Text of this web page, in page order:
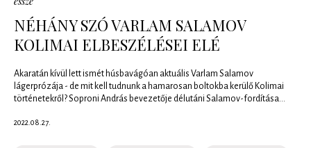
NÉHÁNY SZÓ VARLAM SALAMOV
KOLIMAI ELBESZÉLÉSEI ELÉ
Akaratán kívül lett ismét húsbavágóan aktuális Varlam Salamov
lágerprózája - de mit kell tudnunk a hamarosan boltokba kerülő Kolimai
történetekről? Soproni András bevezetője délutáni Salamov-fordítása...
2022.08.27.